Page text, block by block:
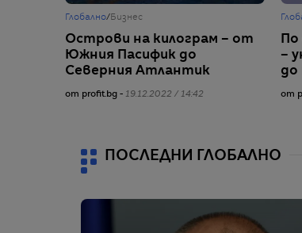
Глобално/Бизнес
Острови на килограм – от
Южния Пасифик до
Северния Атлантик
от profit.bg - 19.12.2022 / 14:42
По
–
до
от
ПОСЛЕДНИ ГЛОБАЛНО